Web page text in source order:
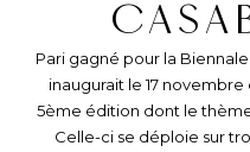
Pari gagné pour la
inaugurait le 17
5ème édition dont le
Celle-ci se déploie sur